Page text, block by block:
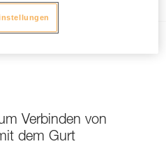
Verbinden von
dem Gurt